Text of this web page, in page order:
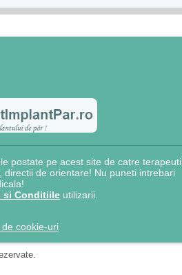
postate pe acest site de catre terapeuti
de orientare! Nu puneti intrebari
si Conditiile utilizarii.
de cookie-uri